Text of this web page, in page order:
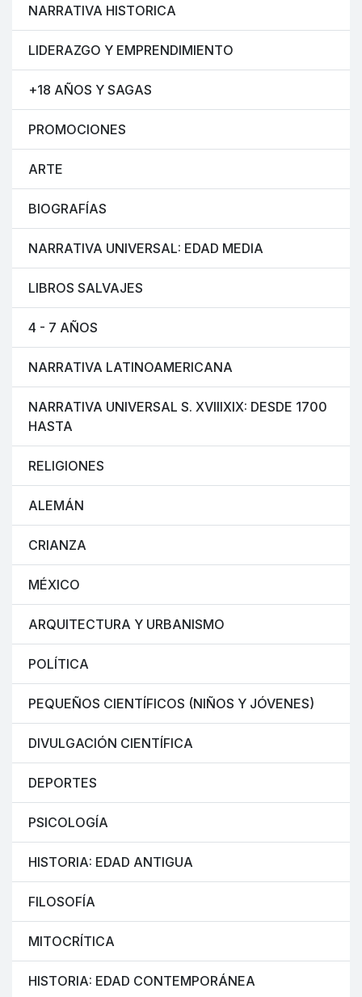
NARRATIVA HISTORICA
LIDERAZGO Y EMPRENDIMIENTO
+18 AÑOS Y SAGAS
PROMOCIONES
ARTE
BIOGRAFÍAS
NARRATIVA UNIVERSAL: EDAD MEDIA
LIBROS SALVAJES
4 - 7 AÑOS
NARRATIVA LATINOAMERICANA
NARRATIVA UNIVERSAL S. XVIIIXIX: DESDE 1700
HASTA
RELIGIONES
ALEMÁN
CRIANZA
MÉXICO
ARQUITECTURA Y URBANISMO
POLÍTICA
PEQUEÑOS CIENTÍFICOS (NIÑOS Y JÓVENES)
DIVULGACIÓN CIENTÍFICA
DEPORTES
PSICOLOGÍA
HISTORIA: EDAD ANTIGUA
FILOSOFÍA
MITOCRÍTICA
HISTORIA: EDAD CONTEMPORÁNEA